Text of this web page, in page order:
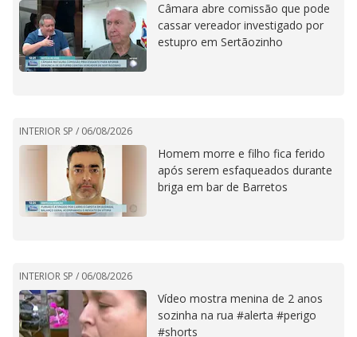
Câmara abre comissão que pode
cassar vereador investigado por
estupro em Sertãozinho
INTERIOR SP / 06/08/2026
Homem morre e filho fica ferido
após serem esfaqueados durante
briga em bar de Barretos
INTERIOR SP / 06/08/2026
Vídeo mostra menina de 2 anos
sozinha na rua #alerta #perigo
#shorts